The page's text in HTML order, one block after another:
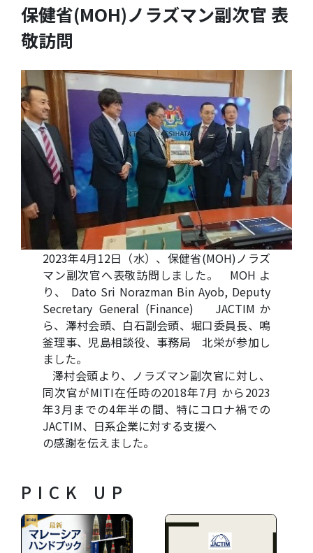
保健省(MOH)ノラズマン副次官 表
敬訪問
2023年4月12日（水）、保健省(MOH)ノラズ
マン副次官へ表敬訪問しました。 MOH よ
り、 Dato Sri Norazman Bin Ayob, Deputy
Secretary General (Finance) JACTIMか
ら、澤村会頭、白石副会頭、堀口委員長、鳴
釜理事、児島相談役、事務局 北栄が参加し
ました。
澤村会頭より、ノラズマン副次官に対し、
同次官がMITI在任時の2018年7月 から2023
年3月までの4年半の間、特にコロナ禍での
JACTIM、日系企業に対する支援へ
の感謝を伝えました。
PICK UP